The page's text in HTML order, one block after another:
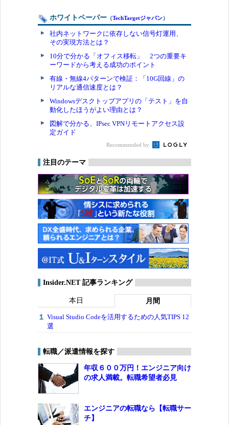
ホワイトペーパー （TechTargetジャパン）
社内ネットワークに依存しない信号灯運用、
その実現方法とは？
10分で分かる「オフィス移転」 2つの重要キ
ーワードから考える成功のポイント
有線・無線4パターンで検証：「10G回線」の
リアルな通信速度とは？
Windowsデスクトップアプリの「テスト」を自
動化したほうがよい理由とは？
図解で分かる、IPsec VPNリモートアクセス設
定ガイド
Recommended by
注目のテーマ
Insider.NET 記事ランキング
本日 月間
Visual Studio Codeを活用するための人気TIPS 12
選
転職／派遣情報を探す
年収６００万円！エンジニア向け
の求人満載。転職希望者必見
エンジニアの転職なら【転職サー
チ】